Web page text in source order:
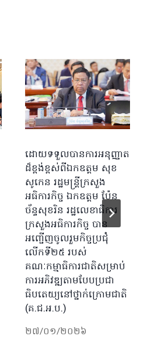
ដោយទទួលបានការអនុញ្ញាត
ដ៏ខ្ពង់ខ្ពស់ពីឯកឧត្តម សុខ
សូកេន រដ្ឋមន្រ្តីក្រសួង
អធិការកិច្ច ឯកឧត្តម ប៉ែន
ច័ន្ទសុខរិន រដ្ឋលេខាធិការ
ក្រសួងអធិការកិច្ច បាន
អញ្ជើញចូលរួមកិច្ចប្រជុំ
លើកទី២៥ របស់
គណៈកម្មាធិការជាតិសម្រាប់
ការអភិវឌ្ឍតាមបែបប្រជា
ធិបតេយ្យនៅថ្នាក់ក្រោមជាតិ
(គ.ជ.អ.ប.)
២៧/០១/២០២៦